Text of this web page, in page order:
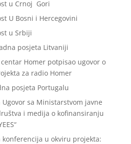
u Crnoj Gori
U Bosni i Hercegovini
u Srbiji
posjeta Litvaniji
Homer potpisao ugovor o
za radio Homer
posjeta Portugalu
Ugovor sa Ministarstvom javne
i medija o kofinansiranju
konferencija u okviru projekta: